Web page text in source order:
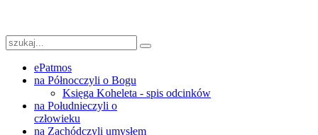
ePatmos
na Północczyli o Bogu
Księga Koheleta - spis odcinków
na Południeczyli o
człowieku
na Zachódczyli umysłem